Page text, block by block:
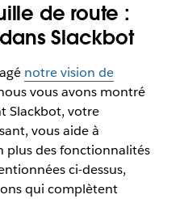
de route :
Slackbot
notre vision de
vous avons montré
Slackbot, votre
vous aide à
plus des fonctionnalités
ci-dessus,
qui complètent